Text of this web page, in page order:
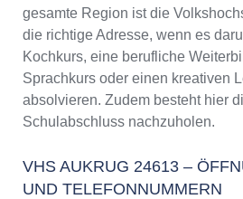
VHS Aukrug Programm
gesamte Region ist die
die richtige Adresse, wenn es
Kochkurs, eine berufliche
Sprachkurs oder einen kreativen
absolvieren. Zudem besteht hier
Schulabschluss nachzuholen.
VHS AUKRUG 24613 –
UND TELEFONNUMMERN